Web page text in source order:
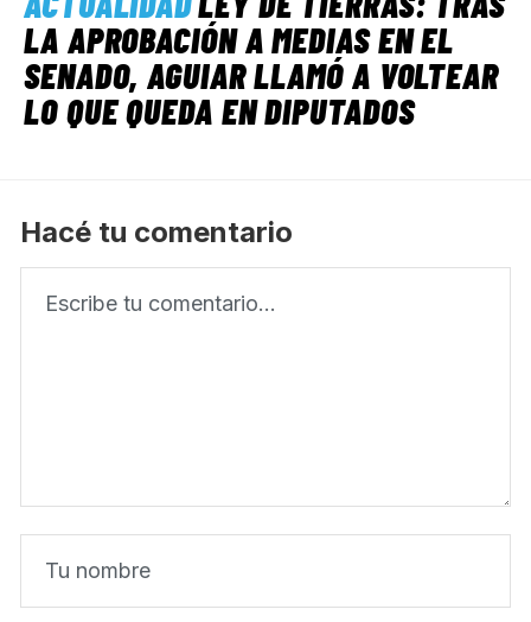
LA APROBACIÓN A MEDIAS EN EL
SENADO, AGUIAR LLAMÓ A VOLTEAR
LO QUE QUEDA EN DIPUTADOS
Hacé tu comentario